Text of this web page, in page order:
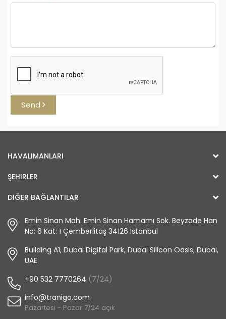
Send
HAVALIMANLARI
ŞEHIRLER
DIĞER BAĞLANTILAR
Emin Sinan Mah. Emin Sinan Hamamı Sok. Beyzade Han
No: 6 Kat: 1 Çemberlitaş 34126 Istanbul
Building A1, Dubai Digital Park, Dubai Silicon Oasis, Dubai,
UAE
+90 532 7770264 (7/24)
info@tranigo.com
Pazartesi - Pazar 7/24 açık